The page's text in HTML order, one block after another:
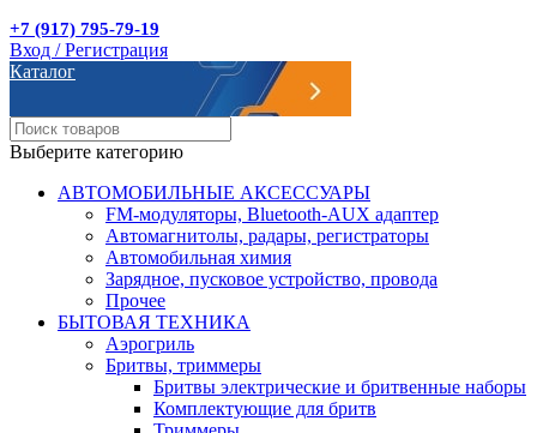
+7 (917) 795-79-19
Вход / Регистрация
Каталог
Выберите категорию
АВТОМОБИЛЬНЫЕ АКСЕССУАРЫ
FM-модуляторы, Bluetooth-AUX адаптер
Автомагнитолы, радары, регистраторы
Автомобильная химия
Зарядное, пусковое устройство, провода
Прочее
БЫТОВАЯ ТЕХНИКА
Аэрогриль
Бритвы, триммеры
Бритвы электрические и бритвенные наборы
Комплектующие для бритв